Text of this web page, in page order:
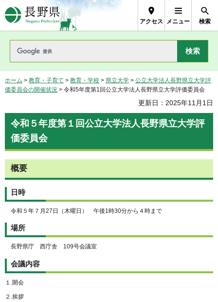
長野県Nagano Prefecture
アクセス メニュー 検索
ホーム > 教育・子育て > 教育・学校 > 県立大学 > 公立大学法人長野県立大学評
価委員会の開催状況 > 令和5年度第1回公立大学法人長野県立大学評価委員会
更新日：2025年11月1日
令和５年度第１回公立大学法人長野県立大学評
価委員会
概要
日時
令和５年７月27日（木曜日） 午後1時30分から４時まで
場所
長野県庁 西庁舎 109号会議室
会議内容
１.開会
２.挨拶